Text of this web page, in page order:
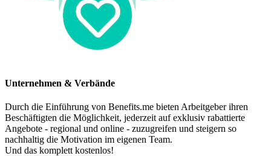
Unternehmen & Verbände
Durch die Einführung von Benefits.me bieten Arbeitgeber ihren
Beschäftigten die Möglichkeit, jederzeit auf exklusiv rabattierte
Angebote - regional und online - zuzugreifen und steigern so
nachhaltig die Motivation im eigenen Team.
Und das komplett kostenlos!